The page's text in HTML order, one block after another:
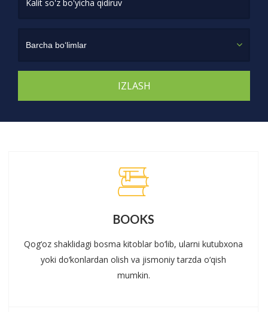
Barcha bo‘limlar
BOOKS
Qog‘oz shaklidagi bosma kitoblar bo‘lib, ularni kutubxona
yoki do‘konlardan olish va jismoniy tarzda o‘qish
mumkin.